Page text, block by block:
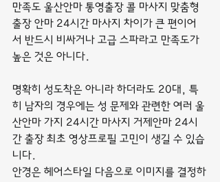
만족도 울산안마 통영출장 콜 마사지 맞춤형
출장 안마 24시간 마사지 차이가 큰 편이어
서 반드시 비싸거나 고급 스파라고 만족도가
높은 것은 아니다.
명확히 성도착은 아니라 하더라도 20대, 특
히 남자의 경우에는 성 문제와 관련한 여러 울
산안마 가지 24시간 마사지 거제안마 24시
간 출장 최초 영상프로필 고민이 생길 수 있습
니다.
안경은 헤어스타일 다음으로 이미지를 결정하